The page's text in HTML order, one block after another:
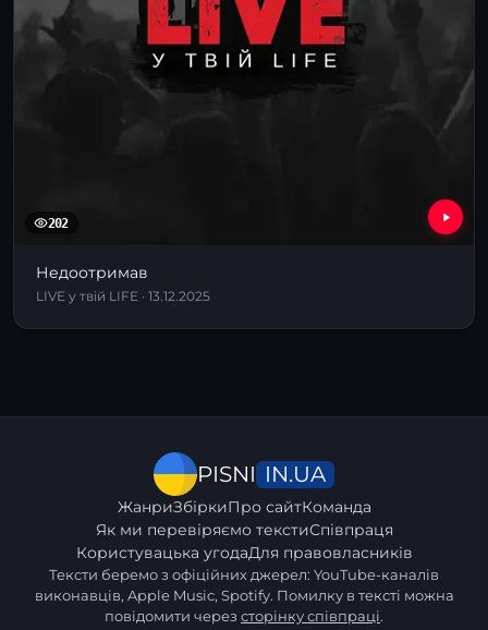
202
Недоотримав
LIVE у твій LIFE · 13.12.2025
PISNI IN.UA
ЖанриЗбіркиПро сайтКоманда
Як ми перевіряємо текстиСпівпраця
Користувацька угодаДля правовласників
Тексти беремо з офіційних джерел: YouTube-каналів
виконавців, Apple Music, Spotify. Помилку в тексті можна
повідомити через сторінку співпраці.